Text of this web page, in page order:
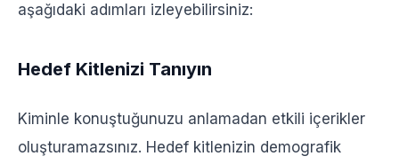
aşağıdaki adımları izleyebilirsiniz:
Hedef Kitlenizi Tanıyın
Kiminle konuştuğunuzu anlamadan etkili içerikler
oluşturamazsınız. Hedef kitlenizin demografik